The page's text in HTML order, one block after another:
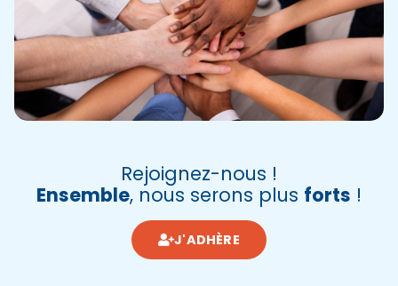
Rejoignez-nous !
Ensemble, nous serons plus forts !
J'ADHÈRE